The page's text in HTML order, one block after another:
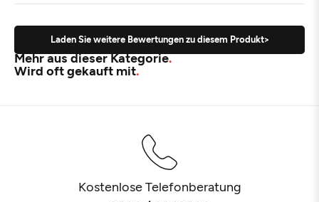
Laden Sie weitere Bewertungen zu diesem Produkt>
Mehr aus dieser Kategorie
Wird oft gekauft mit
Kostenlose Telefonberatung